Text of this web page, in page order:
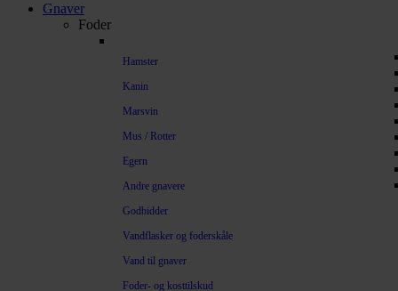
Gnaver
Foder
Hamster
Kanin
Marsvin
Mus / Rotter
Egern
Andre gnavere
Godbidder
Vandflasker og foderskåle
Vand til gnaver
Foder- og kosttilskud